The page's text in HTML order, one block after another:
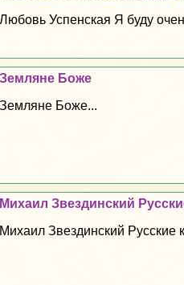
Любовь Успенская Я буду
Земляне Боже
Земляне Боже...
Михаил Звездинский
Михаил Звездинский Русские